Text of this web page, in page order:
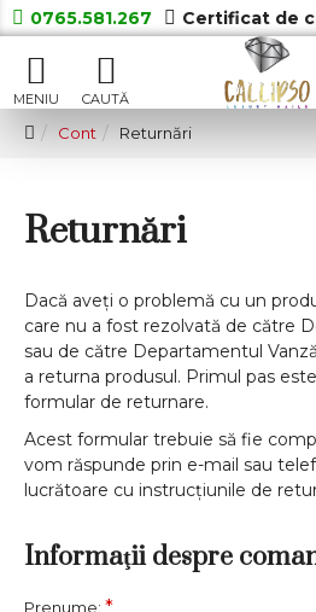
0765.581.267 Certificat de
Cont Returnări
Returnări
Dacă aveţi o problemă cu un
care nu a fost rezolvată de către
sau de către Departamentul
a returna produsul. Primul pas
formular de returnare.
Acest formular trebuie să fie
vom răspunde prin e-mail sau
lucrătoare cu instrucțiunile de
Informaţii despre
Prenume: